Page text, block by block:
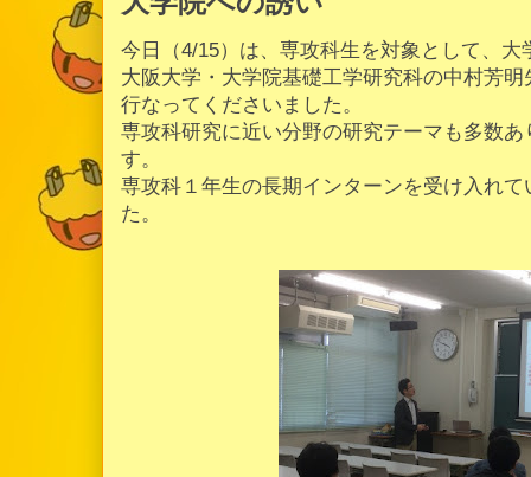
今日（4/15）は、専攻科生を対象として、大
大阪大学・大学院基礎工学研究科の中村芳
行なってくださいました。
専攻科研究に近い分野の研究テーマも多数
す。
専攻科１年生の長期インターンを受け入れ
た。